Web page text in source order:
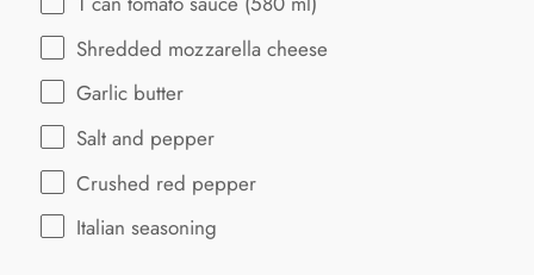
Shredded mozzarella cheese
Garlic butter
Salt and pepper
Crushed red pepper
Italian seasoning